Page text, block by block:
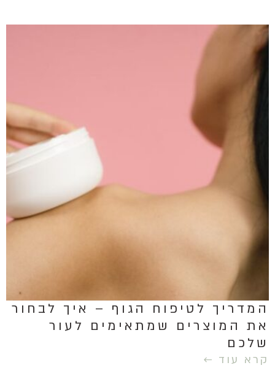
המדריך לטיפוח הגוף – איך לבחור
את המוצרים שמתאימים לעור
שלכם
קרא עוד ←